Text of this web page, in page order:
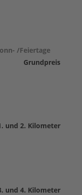
/Feiertage
Grundpreis
und 2. Kilometer
und 4. Kilometer